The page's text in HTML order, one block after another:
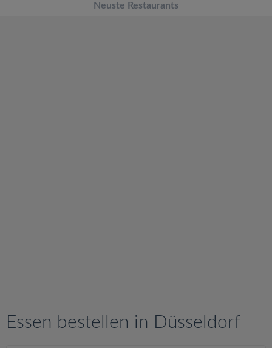
Neuste Restaurants
Essen bestellen in Düsseldorf